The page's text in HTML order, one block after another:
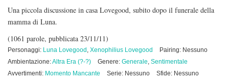
Una piccola discussione in casa Lovegood, subito dopo il funerale della
mamma di Luna.
(1061 parole, pubblicata 23/11/11)
Personaggi: Luna Lovegood , Xenophilius Lovegood
Pairing: Nessuno
Ambientazione:Altra Era (?-?) Genere: Generale, Sentimentale
Avvertimenti: Momento Mancante Serie: Nessuno
Sfide: Nessuno